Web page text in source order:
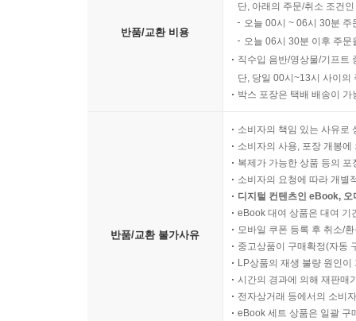
반품/교환 비용
단, 아래의 주문/취소 조건
오늘 00시 ~ 06시 30분
오늘 06시 30분 이후 주
직수입 음반/영상물/기프트
단, 당일 00시~13시 사이의
박스 포장은 택배 배송이
반품/교환 불가사유
소비자의 책임 있는 사유로
소비자의 사용, 포장 개봉
복제가 가능한 상품 등의
소비자의 요청에 따라 개별
디지털 컨텐츠인 eBook,
eBook 대여 상품은 대여 기
모바일 쿠폰 등록 후 취소/
중고상품이 구매확정(자동
LP상품의 재생 불량 원인
시간의 경과에 의해 재판매
전자상거래 등에서의 소비
eBook 세트 상품은 일괄 구